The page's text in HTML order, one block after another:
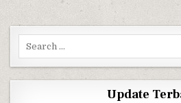
Update